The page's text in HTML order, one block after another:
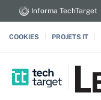
Informa TechTarget
COOKIES PROJETS IT